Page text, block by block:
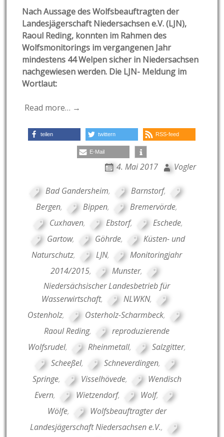
Nach Aussage des Wolfsbeauftragten der
Landesjägerschaft Niedersachsen e.V. (LJN),
Raoul Reding, konnten im Rahmen des
Wolfsmonitorings im vergangenen Jahr
mindestens 44 Welpen sicher in Niedersachsen
nachgewiesen werden. Die LJN- Meldung im
Wortlaut:
Read more… →
teilen twittern RSS-feed
E-Mail
4. Mai 2017 Vogler
Bad Gandersheim, Barnstorf,
Bergen, Bippen, Bremervörde,
Cuxhaven, Ebstorf, Eschede,
Gartow, Göhrde,
Küsten- und
Naturschutz, LJN,
Monitoringjahr
2014/2015, Munster,
Niedersächsischer Landesbetrieb für
Wasserwirtschaft, NLWKN,
Ostenholz, Osterholz-Scharmbeck,
Raoul Reding,
reproduzierende
Wolfsrudel, Rheinmetall, Salzgitter,
Scheeßel, Schneverdingen,
Springe, Visselhövede,
Wendisch
Evern, Wietzendorf, Wolf,
Wölfe,
Wolfsbeauftragter der
Landesjägerschaft Niedersachsen e.V.,